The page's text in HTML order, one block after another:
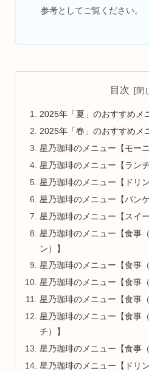
参考としてご覧ください。
目次
2025年「夏」のおすすめメ
2025年「春」のおすすめメ
星乃珈琲のメニュー【モーニ
星乃珈琲のメニュー【ランチ
星乃珈琲のメニュー【ドリン
星乃珈琲のメニュー【パンケ
星乃珈琲のメニュー【スイー
星乃珈琲のメニュー【食事
ン）】
星乃珈琲のメニュー【食事
星乃珈琲のメニュー【食事
星乃珈琲のメニュー【食事
星乃珈琲のメニュー【食事
チ）】
星乃珈琲のメニュー【食事
星乃珈琲のメニュー【ドリ